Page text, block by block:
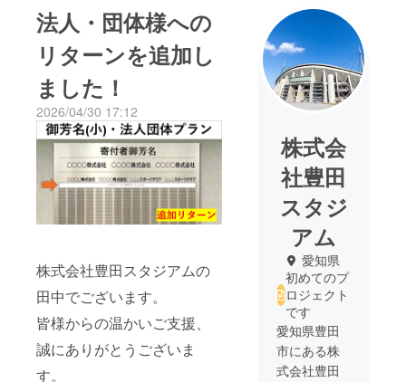
法人・団体様への
リターンを追加し
ました！
2026/04/30 17:12
株式会社豊田スタジアムの
田中でございます。
皆様からの温かいご支援、
誠にありがとうございま
す。
株式会
社豊田
スタジ
アム
愛知県
初めてのプ
ロジェクト
です
愛知県豊田
市にある株
式会社豊田